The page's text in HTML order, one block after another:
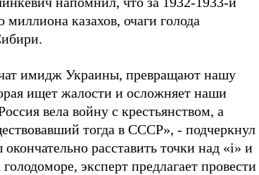
миллиона казахов, очаги голода
имидж Украины, превращают нашу
ищет жалости и осложняет наши
вела войну с крестьянством, а
тогда в СССР», - подчеркнул
расставить точки над «i» и
эксперт предлагает провести